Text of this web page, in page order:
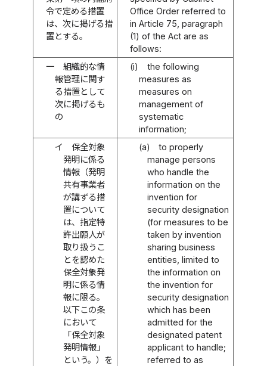
令で定める措置
は、次に掲げる措
置とする。
Office Order referred to
in Article 75, paragraph
(1) of the Act are as
follows:
一
組織的な情
報管理に関す
る措置として
次に掲げるも
の
(i)
the following
measures as
measures on
management of
systematic
information;
イ
保全対象
発明に係る
情報（発明
共有事業者
が講ずる措
置について
は、指定特
許出願人が
取り扱うこ
とを認めた
保全対象発
明に係る情
報に限る。
以下この条
において
「保全対象
発明情報」
という。）を
(a)
to properly
manage persons
who handle the
information on the
invention for
security designation
(for measures to be
taken by invention
sharing business
entities, limited to
the information on
the invention for
security designation
which has been
admitted for the
designated patent
applicant to handle;
referred to as